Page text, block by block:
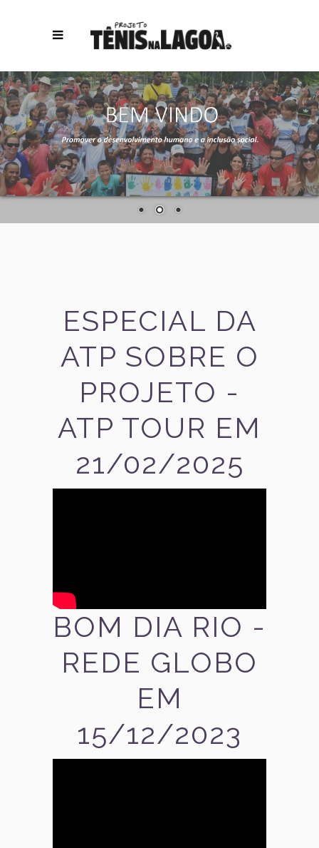
ESPECIAL DA
ATP SOBRE O
PROJETO -
ATP TOUR EM
21/02/2025
BOM DIA RIO -
REDE GLOBO
EM
15/12/2023